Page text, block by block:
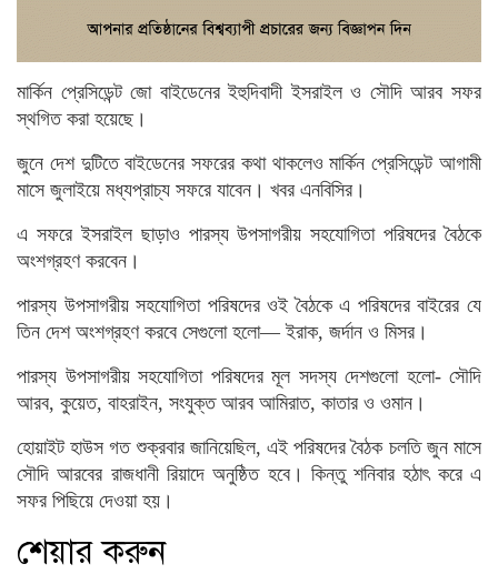
মার্কিন প্রেসিডেন্ট জো বাইডেনের ইহুদিবাদী ইসরাইল ও সৌদি আরব সফর
স্থগিত করা হয়েছে।
জুনে দেশ দুটিতে বাইডেনের সফরের কথা থাকলেও মার্কিন প্রেসিডেন্ট আগামী
মাসে জুলাইয়ে মধ্যপ্রাচ্য সফরে যাবেন। খবর এনবিসির।
এ সফরে ইসরাইল ছাড়াও পারস্য উপসাগরীয় সহযোগিতা পরিষদের বৈঠকে
অংশগ্রহণ করবেন।
পারস্য উপসাগরীয় সহযোগিতা পরিষদের ওই বৈঠকে এ পরিষদের বাইরের যে
তিন দেশ অংশগ্রহণ করবে সেগুলো হলো— ইরাক, জর্দান ও মিসর।
পারস্য উপসাগরীয় সহযোগিতা পরিষদের মূল সদস্য দেশগুলো হলো- সৌদি
আরব, কুয়েত, বাহরাইন, সংযুক্ত আরব আমিরাত, কাতার ও ওমান।
হোয়াইট হাউস গত শুক্রবার জানিয়েছিল, এই পরিষদের বৈঠক চলতি জুন মাসে
সৌদি আরবের রাজধানী রিয়াদে অনুষ্ঠিত হবে। কিন্তু শনিবার হঠাৎ করে এ
সফর পিছিয়ে দেওয়া হয়।
শেয়ার করুন